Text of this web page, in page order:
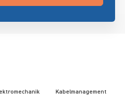
Kabelmanagement